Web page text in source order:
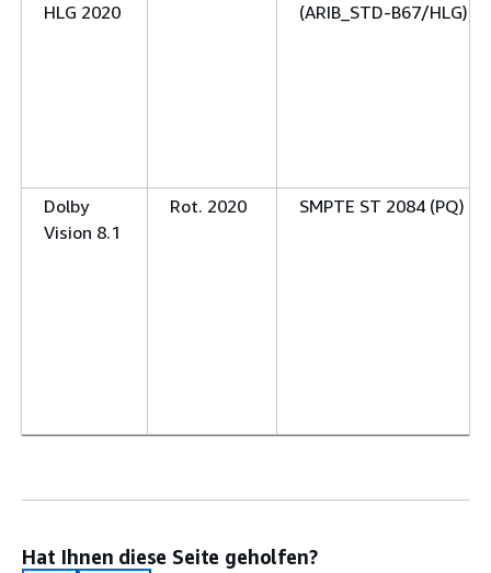
HLG 2020
(ARIB_STD-B67/HLG)
Dolby
Vision 8.1
Rot. 2020 SMPTE ST 2084 (PQ)
Hat Ihnen diese Seite geholfen?